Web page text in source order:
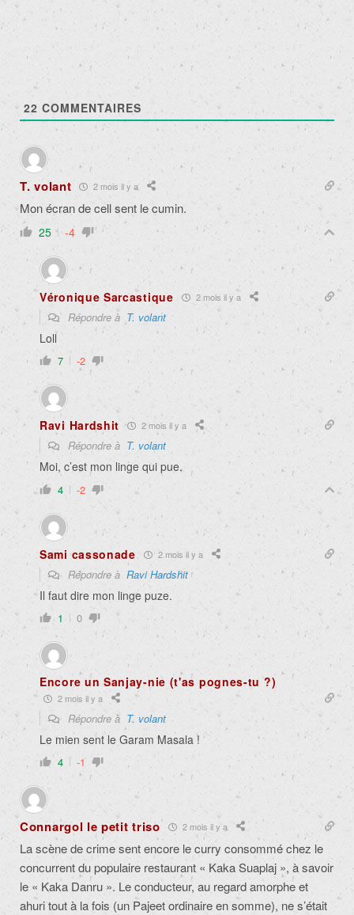
22 COMMENTAIRES
T. volant 2 mois il y a
Mon écran de cell sent le cumin.
25 -4
Véronique Sarcastique 2 mois il y a
Répondre à T. volant
Loll
7 -2
Ravi Hardshit 2 mois il y a
Répondre à T. volant
Moi, c’est mon linge qui pue.
4 -2
Sami cassonade 2 mois il y a
Répondre à Ravi Hardshit
Il faut dire mon linge puze.
1 0
Encore un Sanjay-nie (t'as pognes-tu ?)
2 mois il y a
Répondre à T. volant
Le mien sent le Garam Masala !
4 -1
Connargol le petit triso 2 mois il y a
La scène de crime sent encore le curry consommé chez le
concurrent du populaire restaurant « Kaka Suaplaj », à savoir
le « Kaka Danru ». Le conducteur, au regard amorphe et
ahuri tout à la fois (un Pajeet ordinaire en somme), ne s’était